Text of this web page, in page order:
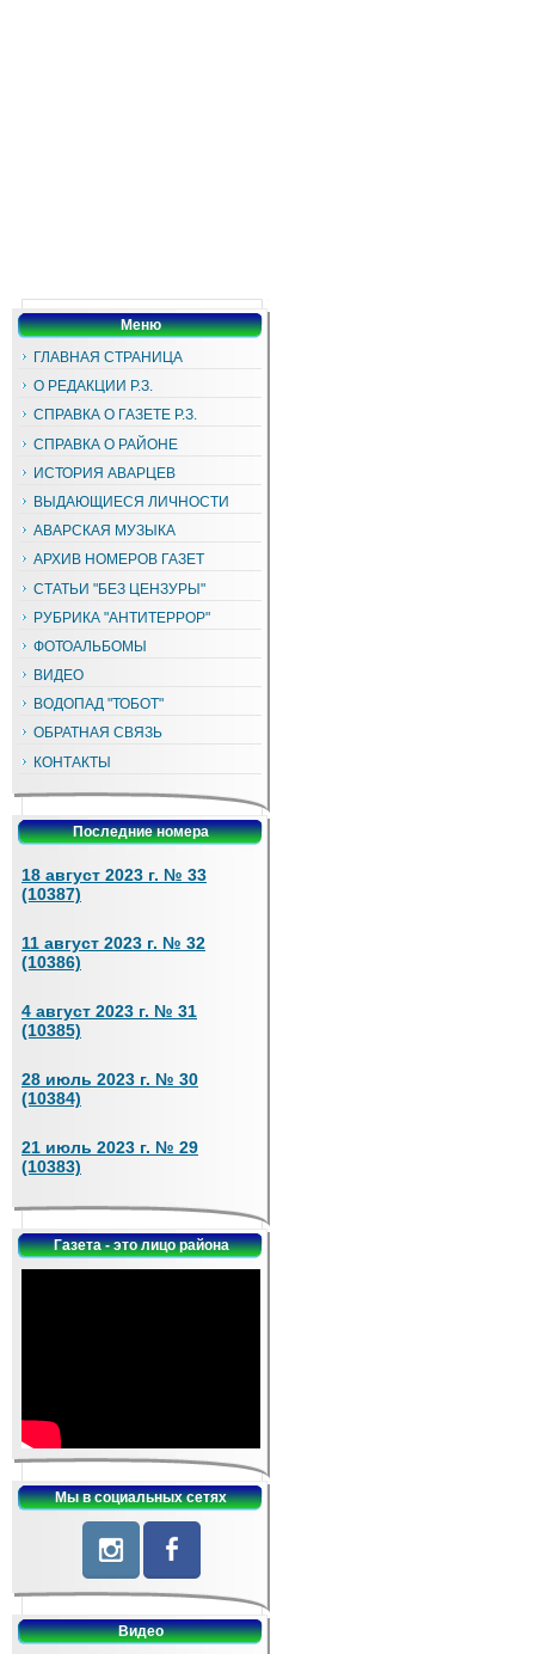
Меню
ГЛАВНАЯ СТРАНИЦА
О РЕДАКЦИИ Р.З.
СПРАВКА О ГАЗЕТЕ Р.З.
СПРАВКА О РАЙОНЕ
ИСТОРИЯ АВАРЦЕВ
ВЫДАЮЩИЕСЯ ЛИЧНОСТИ
АВАРСКАЯ МУЗЫКА
АРХИВ НОМЕРОВ ГАЗЕТ
СТАТЬИ "БЕЗ ЦЕНЗУРЫ"
РУБРИКА "АНТИТЕРРОР"
ФОТОАЛЬБОМЫ
ВИДЕО
ВОДОПАД "ТОБОТ"
ОБРАТНАЯ СВЯЗЬ
КОНТАКТЫ
Последние номера
18 август 2023 г. № 33
(10387)
11 август 2023 г. № 32
(10386)
4 август 2023 г. № 31
(10385)
28 июль 2023 г. № 30
(10384)
21 июль 2023 г. № 29
(10383)
Газета - это лицо района
Мы в социальных сетях
Видео